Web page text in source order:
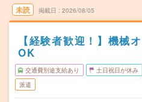
未読 掲載日 2026/08/05
【経験者歓迎！】機械
OK
交通費別途支給あり 土日祝日が休み
派遣